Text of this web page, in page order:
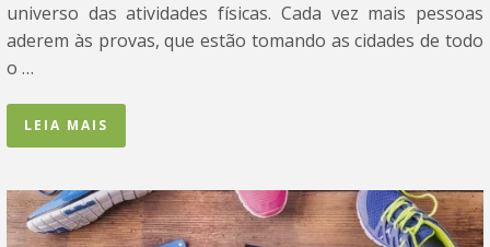
universo das atividades físicas. Cada vez mais pessoas
aderem às provas, que estão tomando as cidades de todo
o …
LEIA MAIS